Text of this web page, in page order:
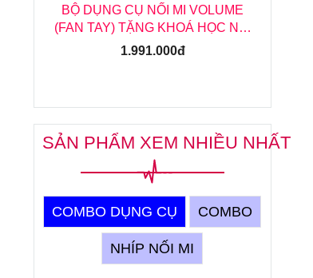
BỘ DỤNG CỤ NỐI MI VOLUME
(FAN TAY) TẶNG KHOÁ HỌC NỐI
MI VOLUME (FAN TAY) ONLINE
1.991.000đ
SẢN PHẨM XEM NHIỀU NHẤT
COMBO DỤNG CỤ COMBO
NHÍP NỐI MI